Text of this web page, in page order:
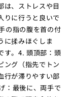
は、ストレスや目
りに行うと良いで
の指の腹を首の付
に揉みほぐしま
す。4. 頭頂部：頭
ング（指先でトン
行が滞りやすい部
：最後に、両手で